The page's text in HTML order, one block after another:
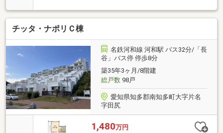
で 、誰にも邪魔されずバッチリ準備で出発可能！◆チ
ッタナポリ内の広大な敷地は、いつも綺麗に管理され
た芝生とレンガ敷きの歩道です。 自動車の通行も少
いのでワンちゃんとロングリードで散歩すれば、毎日
ドックラン！ 恥ずかしがりやのワンちゃんもおおら
かな犬友達と触れ合える様になってます。 眼下の漁
港に降りたら、退屈しません！◆管理費の安さ、ガス
コンロのキッチン、広いお風呂、くつろげる部屋、定
住率はチッタナポリ内でも高いです！
チッタ・ナポリＣ棟
名鉄河和線 河和駅 バス32分/「長
谷」バス停 停歩8分
築35年3ヶ月/8階建
総戸数98戸
愛知県知多郡南知多町大字片名
字田尻
1,480万円